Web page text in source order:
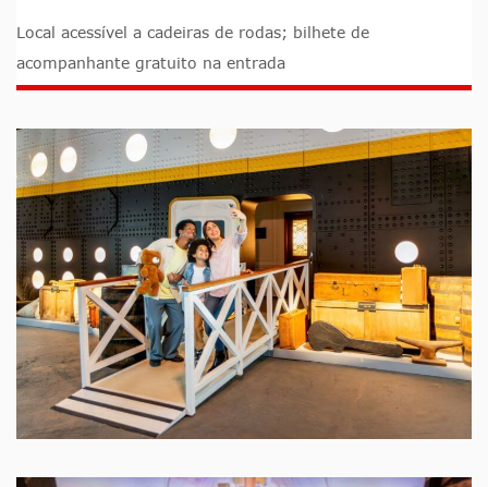
Local acessível a cadeiras de rodas; bilhete de
acompanhante gratuito na entrada